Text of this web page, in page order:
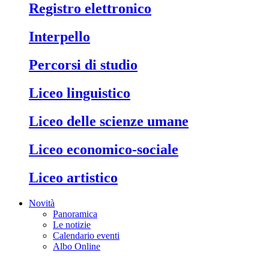
registro elettronico
interpello
percorsi di studio
liceo linguistico
liceo delle scienze umane
liceo economico-sociale
liceo artistico
Novità
Panoramica
Le notizie
Calendario eventi
Albo Online